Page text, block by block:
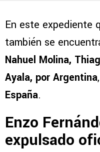
En este expediente
también se
Nahuel Molina,
Ayala, por Argentina
España.
Enzo
expulsado